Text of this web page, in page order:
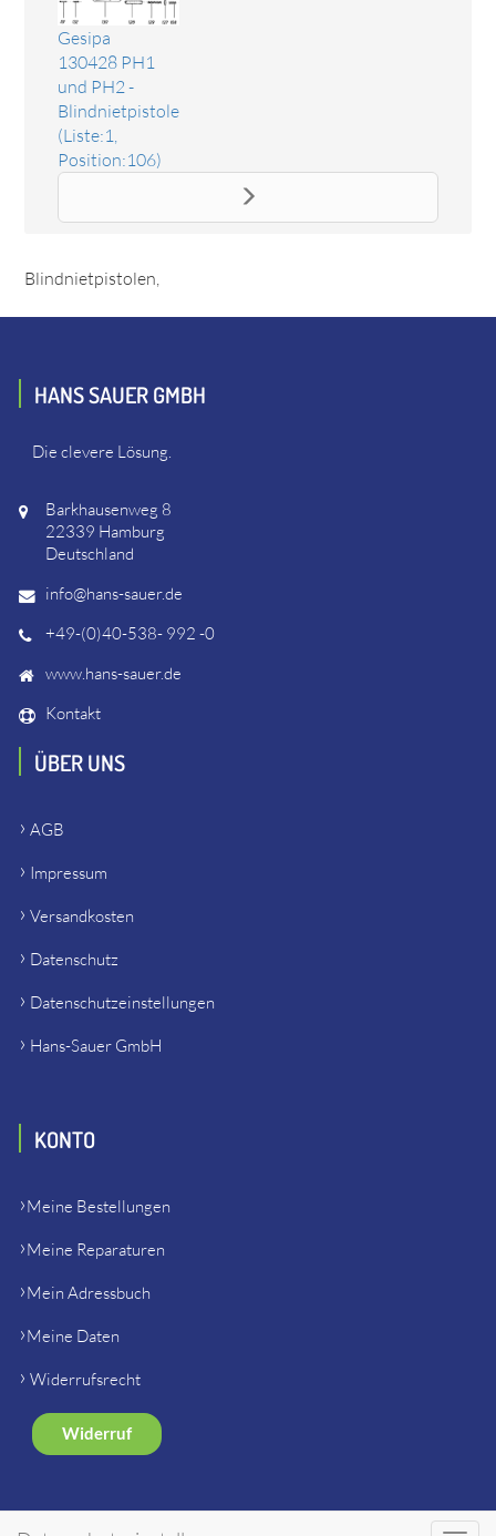
Gesipa
130428 PH1
und PH2 -
Blindnietpistolen
(Liste:1,
Position:106)
Ersatzteil Futterbacken 3-teilig
Das Ersatzteil "Futterbacken 3-teilig" online bestellen. Es
Blindnietpistolen,
HANS SAUER GMBH
Die clevere Lösung.
Barkhausenweg 8
22339 Hamburg
Deutschland
info@hans-sauer.de
+49-(0)40-538- 992 -0
www.hans-sauer.de
Kontakt
ÜBER UNS
AGB
Impressum
Versandkosten
Datenschutz
Datenschutzeinstellungen
Hans-Sauer GmbH
KONTO
Meine Bestellungen
Meine Reparaturen
Mein Adressbuch
Meine Daten
Widerrufsrecht
Widerruf
SHOP